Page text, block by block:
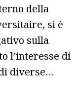
della
si è
sulla
l’interesse di
diverse…